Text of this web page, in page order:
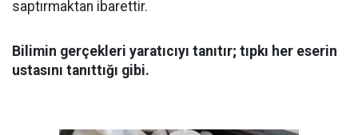
saptırmaktan ibarettir.
Bilimin gerçekleri yaratıcıyı tanıtır; tıpkı her eserin
ustasını tanıttığı gibi.